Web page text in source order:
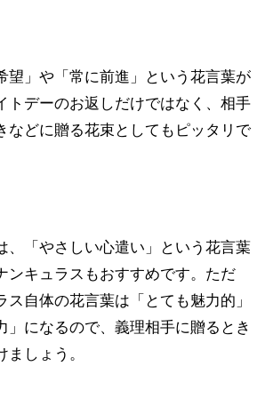
望」や「常に前進」という花言葉が
トデーのお返しだけではなく、相手
などに贈る花束としてもピッタリで
、「やさしい心遣い」という花言葉
ンキュラスもおすすめです。ただ
ス自体の花言葉は「とても魅力的」
」になるので、義理相手に贈るとき
しょう。